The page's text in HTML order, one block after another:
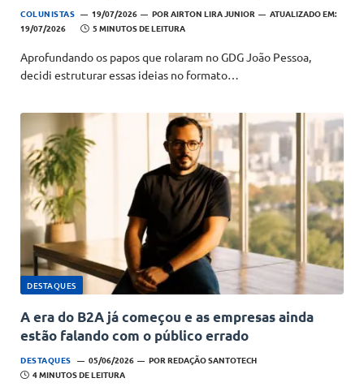
COLUNISTAS 19/07/2026 POR AIRTON LIRA JUNIOR
ATUALIZADO EM:
19/07/2026
5 MINUTOS DE LEITURA
Aprofundando os papos que rolaram no GDG João Pessoa,
decidi estruturar essas ideias no formato…
DESTAQUES
A era do B2A já começou e as empresas ainda
estão falando com o público errado
DESTAQUES 05/06/2026 POR REDAÇÃO SANTOTECH
4 MINUTOS DE LEITURA